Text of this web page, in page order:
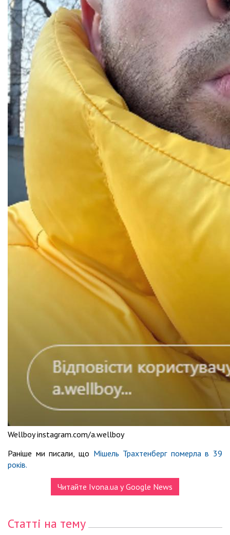
Wellboy instagram.com/a.wellboy
Раніше ми писали, що Мішель Трахтенберг померла в 39
років.
Читайте Ivona.ua у Google News
Статті на тему